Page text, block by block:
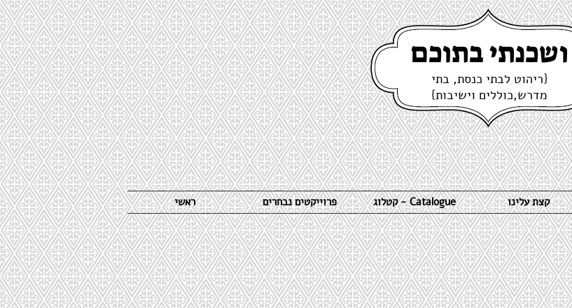
ושכנתי בתוכם
{ריהוט לבתי כנסת, בתי
מדרש,כוללים וישיבות}
ראשי פרוייקטים נבחרים קטלוג - Catalogue קצת עלינו